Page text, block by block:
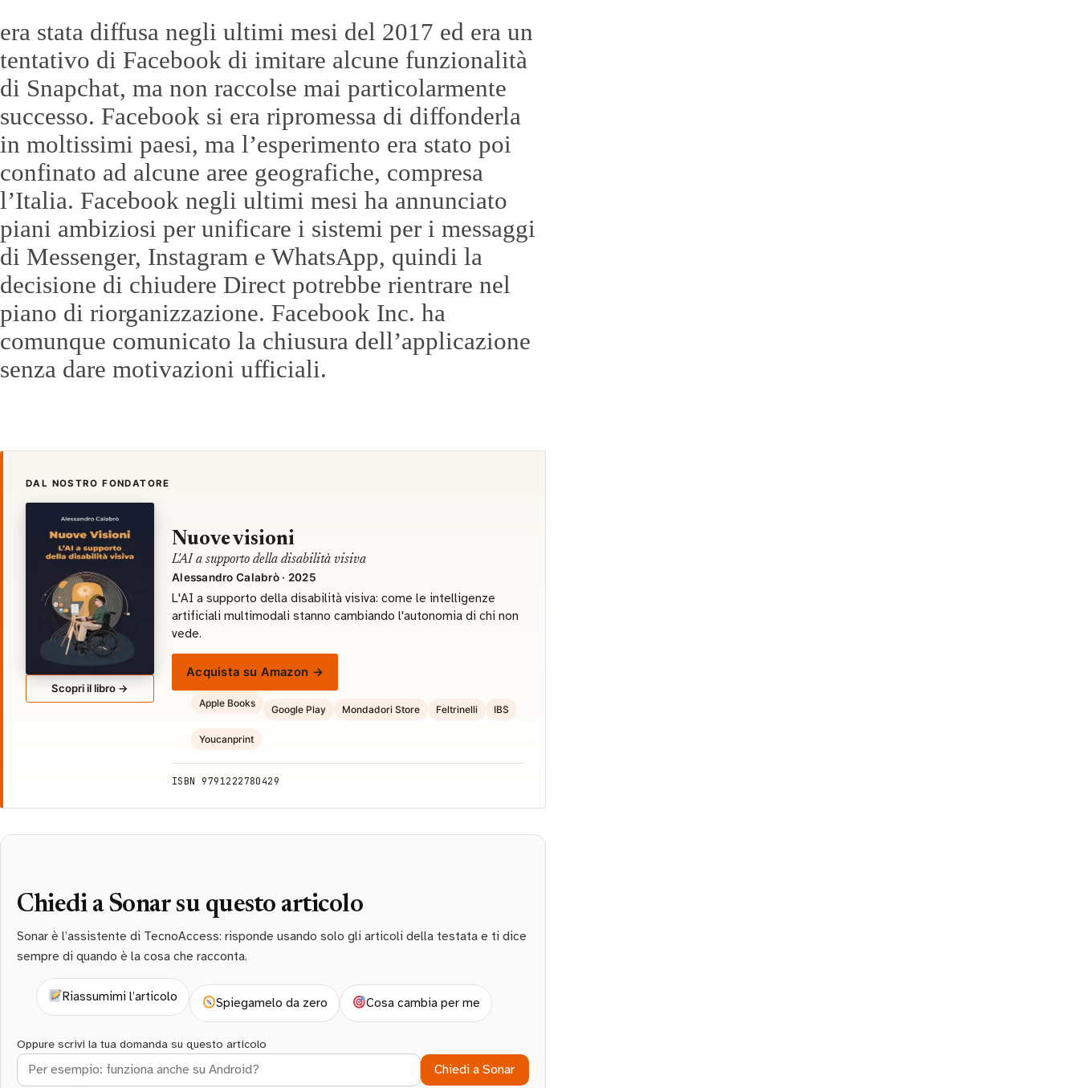
era stata diffusa negli ultimi mesi del 2017 ed era un
tentativo di Facebook di imitare alcune funzionalità
di Snapchat, ma non raccolse mai particolarmente
successo. Facebook si era ripromessa di diffonderla
in moltissimi paesi, ma l’esperimento era stato poi
confinato ad alcune aree geografiche, compresa
l’Italia. Facebook negli ultimi mesi ha annunciato
piani ambiziosi per unificare i sistemi per i messaggi
di Messenger, Instagram e WhatsApp, quindi la
decisione di chiudere Direct potrebbe rientrare nel
piano di riorganizzazione. Facebook Inc. ha
comunque comunicato la chiusura dell’applicazione
senza dare motivazioni ufficiali.
DAL NOSTRO FONDATORE
Scopri il libro →
Nuove visioni
L'AI a supporto della disabilità visiva
Alessandro Calabrò · 2025
L'AI a supporto della disabilità visiva: come le intelligenze
artificiali multimodali stanno cambiando l'autonomia di chi non
vede.
Acquista su Amazon →
Apple Books
Google Play Mondadori Store Feltrinelli IBS
Youcanprint
ISBN 9791222780429
Chiedi a Sonar su questo articolo
Sonar è l’assistente di TecnoAccess: risponde usando solo gli articoli della testata e ti dice
sempre di quando è la cosa che racconta.
Riassumimi l’articolo Spiegamelo da zero Cosa cambia per me
Oppure scrivi la tua domanda su questo articolo
Chiedi a Sonar